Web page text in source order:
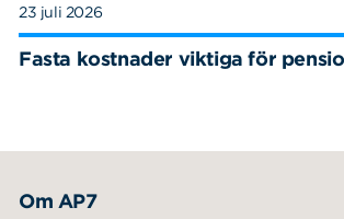
23 juli 2026
Fasta kostnader viktiga för
Om AP7